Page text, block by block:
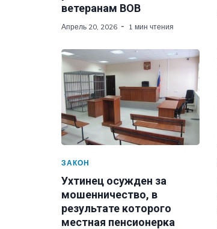
ветеранам ВОВ
Апрель 20, 2026 1 мин чтения
ЗАКОН
Ухтинец осужден за
мошенничество, в
результате которого
местная пенсионерка